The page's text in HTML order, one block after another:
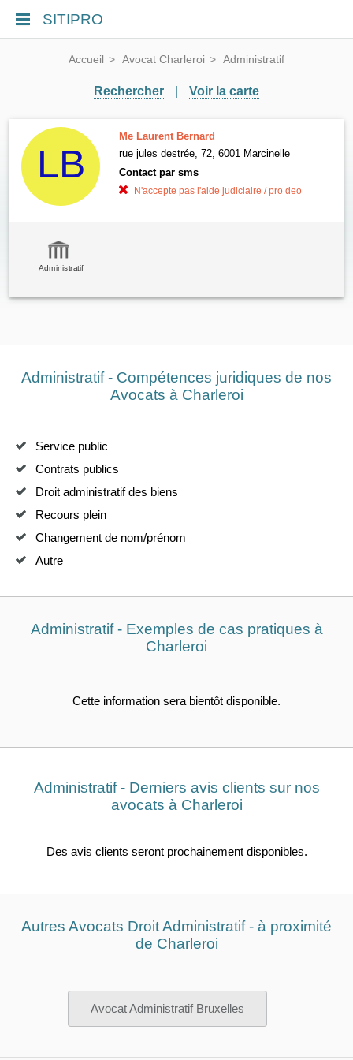
SITIPRO
Accueil Avocat Charleroi Administratif
Rechercher Voir la carte
Me Laurent Bernard
rue jules destrée, 72, 6001 Marcinelle
Contact par sms
N'accepte pas l'aide judiciaire / pro deo
Administratif
Administratif - Compétences juridiques de nos
Avocats à Charleroi
Service public
Contrats publics
Droit administratif des biens
Recours plein
Changement de nom/prénom
Autre
Administratif - Exemples de cas pratiques à
Charleroi
Cette information sera bientôt disponible.
Administratif - Derniers avis clients sur nos
avocats à Charleroi
Des avis clients seront prochainement disponibles.
Autres Avocats Droit Administratif - à proximité
de Charleroi
Avocat Administratif Bruxelles